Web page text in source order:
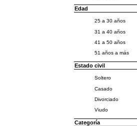
Edad
25 a 30 años
31 a 40 años
41 a 50 años
51 años a más
Estado civil
Soltero
Casado
Divorciado
Viudo
Categoría